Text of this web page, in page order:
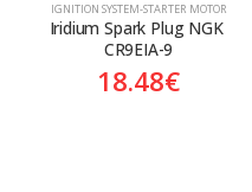
ΙGNITION SYSTEM-STARTER MOTOR
Iridium Spark Plug NGK
CR9EIA-9
18.48€